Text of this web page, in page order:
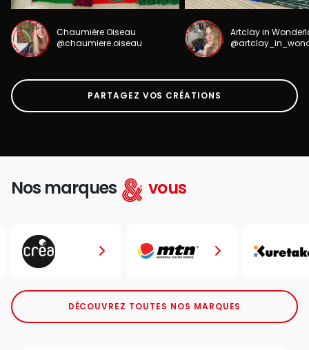
Chaumière Oiseau
@chaumiere.oiseau
Artclay in
PARTAGEZ VOS CRÉATIONS
Nos marques vous
DÉCOUVREZ TOUTES NOS MARQUES